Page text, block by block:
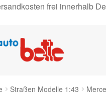
frei innerhalb
Straßen Modelle 1:43